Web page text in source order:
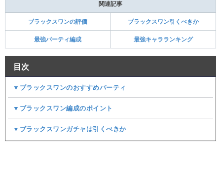
関連記事
ブラックスワンの評価 ブラックスワン引くべきか
最強パーティ編成 最強キャラランキング
目次
▼ブラックスワンのおすすめパーティ
▼ブラックスワン編成のポイント
▼ブラックスワンガチャは引くべきか